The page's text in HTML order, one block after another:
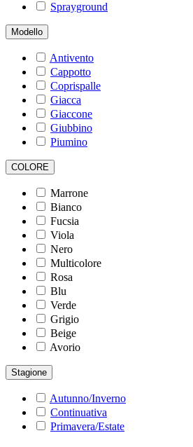
Sprayground
Modello
Antivento
Cappotto
Coprispalle
Giacca
Giaccone
Giubbino
Piumino
COLORE
Marrone
Bianco
Fucsia
Viola
Nero
Multicolore
Rosa
Blu
Verde
Grigio
Beige
Avorio
Stagione
Autunno/Inverno
Continuativa
Primavera/Estate